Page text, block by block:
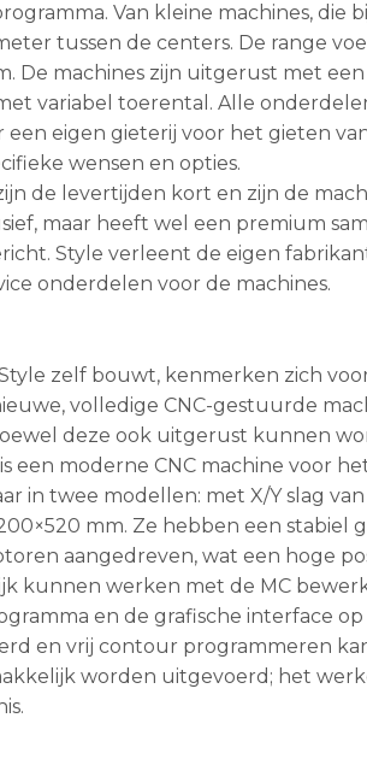
Van kleine machines, die
tussen de centers. De range
De machines zijn uitgerust met
variabel toerental. Alle
eigen gieterij voor het gieten
wensen en opties.
de levertijden kort en zijn de
maar heeft wel een premium
Style verleent de eigen
onderdelen voor de machines.
zelf bouwt, kenmerken zich
volledige CNC-gestuurde
deze ook uitgerust kunnen
een moderne CNC machine voor
in twee modellen: met X/Y slag
mm. Ze hebben een stabiel
aangedreven, wat een hoge
kunnen werken met de MC
en de grafische interface
en vrij contour programmeren
worden uitgevoerd; het